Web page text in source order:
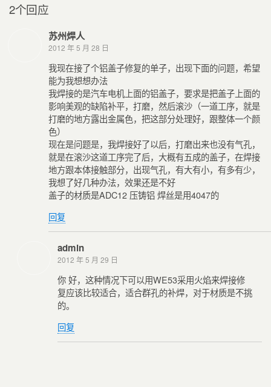
2个回应
苏州焊人
2012 年 5 月 28 日
我现在接了个铝盖子修复的单子，出现下面的问题，希望
能为我想想办法
我焊接的是汽车电机上面的铝盖子，要求是把盖子上面的
影响美观的缺陷补平，打磨，然后滚沙（一道工序，就是
打磨的地方露出金属色，把这部分处理好，跟整体一个颜
色）
现在是问题是，我焊接好了以后，打磨出来也没有气孔，
就是在滚沙这道工序完了后，大概有五成的盖子，在焊接
地方跟本体接触部分，出现气孔，有大有小，有多有少，
我想了好几种办法，效果还是不好
盖子的材质是ADC12 压铸铝 焊丝是用4047的
回复
admin
2012 年 5 月 29 日
你 好，这种情况下可以用WE53采用火焰来焊接修
复应该比较适合，适合群孔的补焊，对于材质是不挑
的。
回复